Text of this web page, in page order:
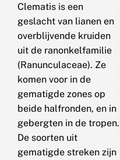
Clematis is een
geslacht van lianen en
overblijvende kruiden
uit de ranonkelfamilie
(Ranunculaceae). Ze
komen voor in de
gematigde zones op
beide halfronden, en in
gebergten in de tropen.
De soorten uit
gematigde streken zijn